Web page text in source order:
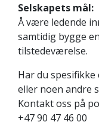
Selskapets mål:
Å være ledende
samtidig bygge
tilstedeværelse.
Har du
eller noen andre
Kontakt oss på
+47 90 47 46 00